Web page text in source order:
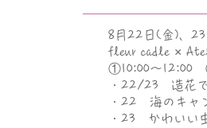
8月22日(金)、
​fleur cadle ×
​①10:00～12:00
・22/23 造花で
・22 海のキャ
・23 かわいい